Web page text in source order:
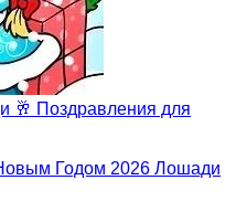
🥂 Поздравления для
Годом 2026 Лошади